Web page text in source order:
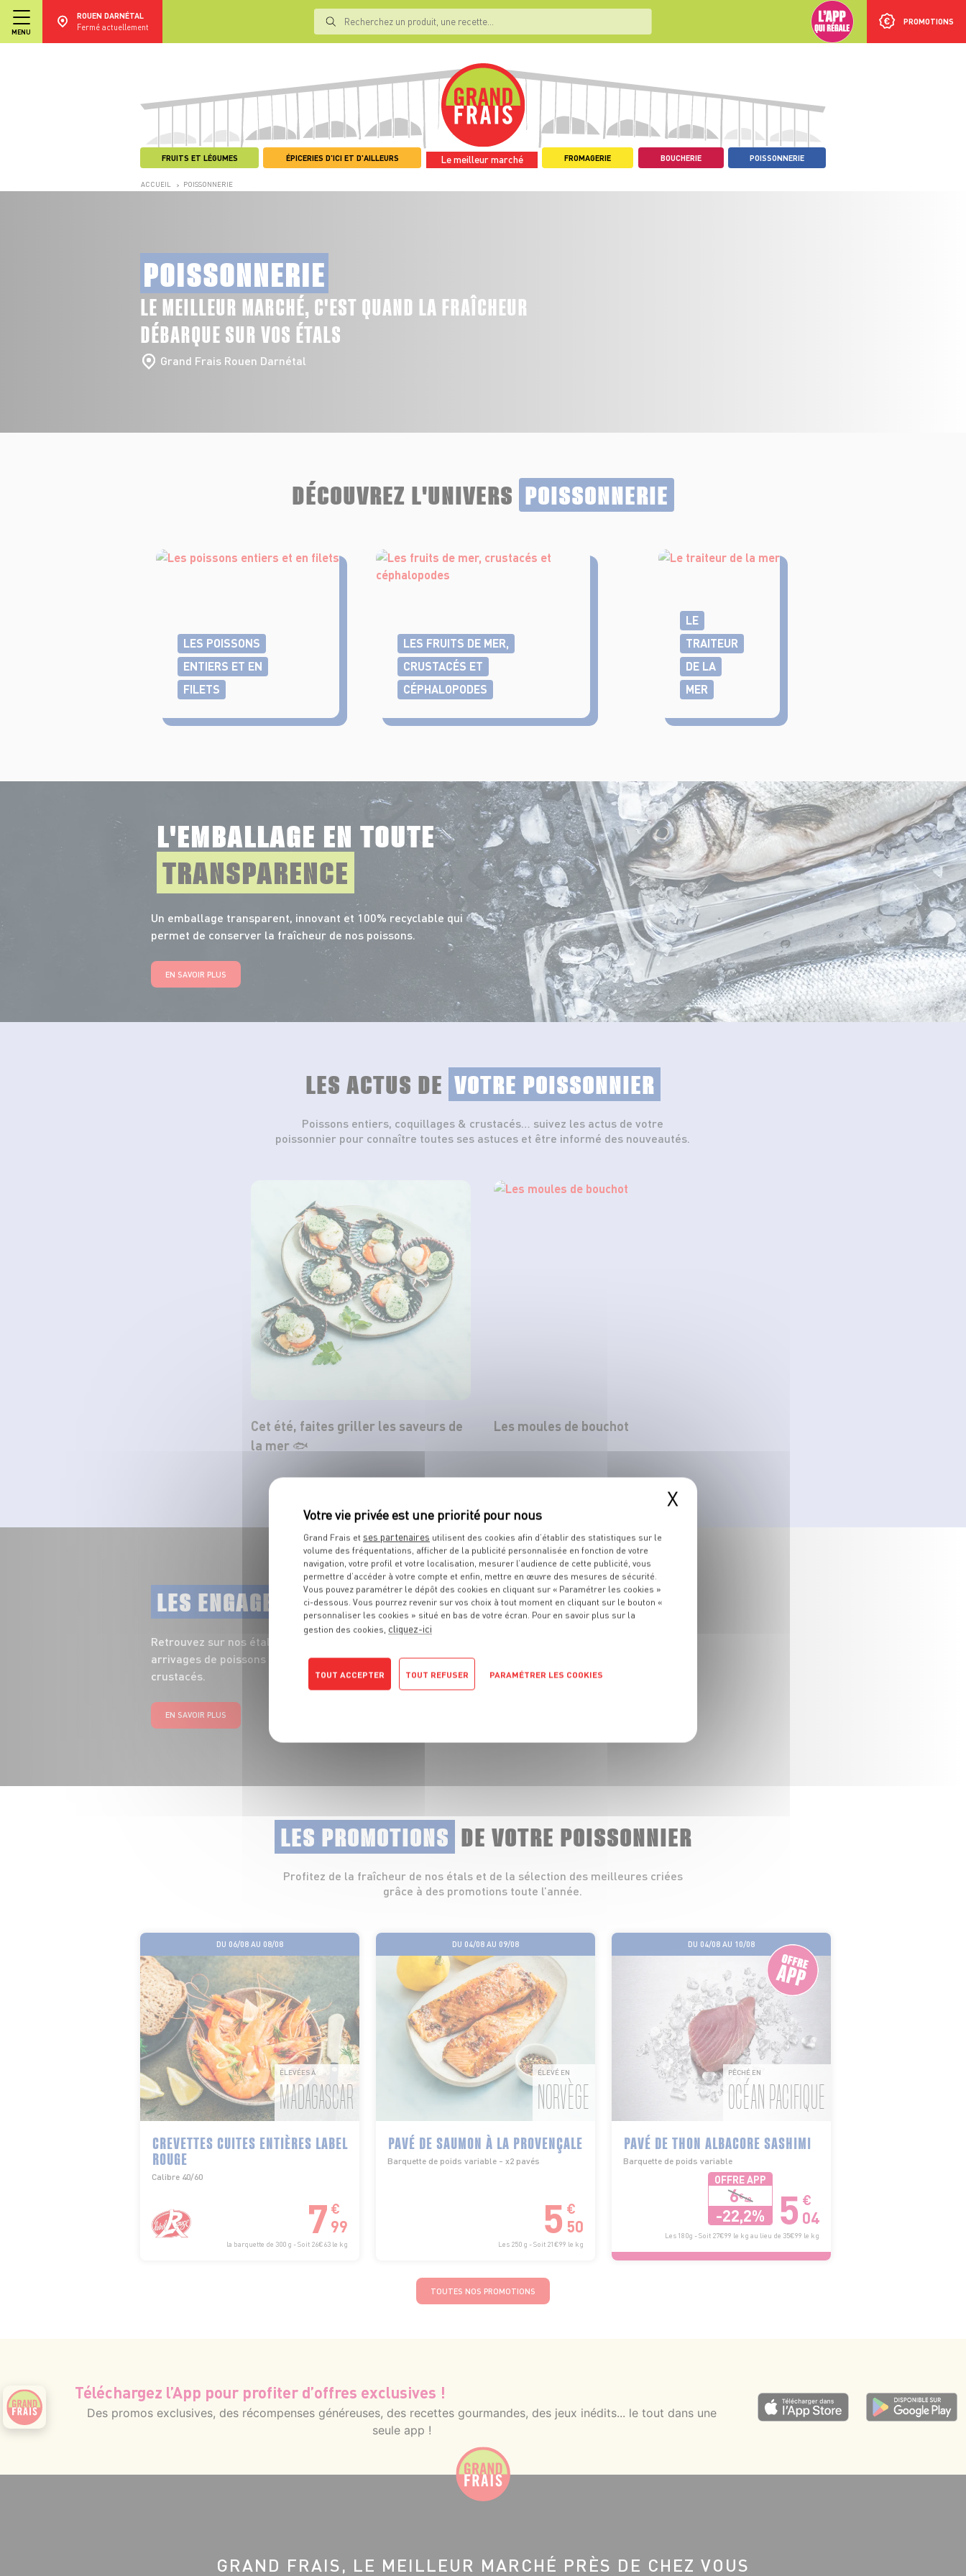
MENU
ROUEN DARNÉTAL
Fermé actuellement
PROMOTIONS
FRUITS ET LÉGUMES ÉPICERIES D'ICI ET D'AILLEURS Le meilleur marché FROMAGERIE BOUCHERIE POISSONNERIE
ACCUEIL > POISSONNERIE
POISSONNERIE
LE MEILLEUR MARCHÉ, C'EST QUAND LA FRAÎCHEUR
DÉBARQUE SUR VOS ÉTALS
Grand Frais Rouen Darnétal
DÉCOUVREZ L'UNIVERS POISSONNERIE
LES POISSONS
ENTIERS ET EN
FILETS
LES FRUITS DE MER,
CRUSTACÉS ET
CÉPHALOPODES
LE
TRAITEUR
DE LA
MER
L'EMBALLAGE EN TOUTE
TRANSPARENCE
Un emballage transparent, innovant et 100% recyclable qui
permet de conserver la fraîcheur de nos poissons.
EN SAVOIR PLUS
LES ACTUS DE VOTRE POISSONNIER
Poissons entiers, coquillages & crustacés… suivez les actus de votre
poissonnier pour connaître toutes ses astuces et être informé des nouveautés.
Cet été, faites griller les saveurs de
la mer 🐟
Les moules de bouchot
LES ENGAGEMENTSDE VOTRE POISSONNIER
Retrouvez sur nos étals toute la fraîcheur de nos
arrivages de poissons entiers, filets, coquillages et
crustacés.
EN SAVOIR PLUS
LES PROMOTIONS DE VOTRE POISSONNIER
Profitez de la fraîcheur de nos étals et de la sélection des meilleures criées
grâce à des promotions toute l’année.
DU 06/08 AU 08/08
ÉLEVÉES À
MADAGASCAR
CREVETTES CUITES ENTIÈRES LABEL
ROUGE
Calibre 40/60
7 €
99
la barquette de 300 g - Soit 26€63 le kg
DU 04/08 AU 09/08
ÉLEVÉ EN
NORVÈGE
PAVÉ DE SAUMON À LA PROVENÇALE
Barquette de poids variable - x2 pavés
5 €
50
Les 250 g - Soit 21€99 le kg
DU 04/08 AU 10/08
PÊCHÉ EN
OCÉAN PACIFIQUE
PAVÉ DE THON ALBACORE SASHIMI
Barquette de poids variable
OFFRE APP
6€48
-22,2% 5 €
04
Les 180g - Soit 27€99 le kg au lieu de 35€99 le kg
TOUTES NOS PROMOTIONS
Téléchargez l’App pour profiter d’offres exclusives !
Des promos exclusives, des récompenses généreuses, des recettes gourmandes, des jeux inédits... le tout dans une
seule app !
GRAND FRAIS, LE MEILLEUR MARCHÉ PRÈS DE CHEZ VOUS
X
Grand Frais et ses partenaires utilisent des cookies afin d’établir des statistiques sur le
volume des fréquentations, afficher de la publicité personnalisée en fonction de votre
navigation, votre profil et votre localisation, mesurer l’audience de cette publicité, vous
permettre d’accéder à votre compte et enfin, mettre en œuvre des mesures de sécurité.
Vous pouvez paramétrer le dépôt des cookies en cliquant sur « Paramétrer les cookies »
ci-dessous. Vous pourrez revenir sur vos choix à tout moment en cliquant sur le bouton «
personnaliser les cookies » situé en bas de votre écran. Pour en savoir plus sur la
gestion des cookies, cliquez-ici
TOUT ACCEPTER TOUT REFUSER PARAMÉTRER LES COOKIES